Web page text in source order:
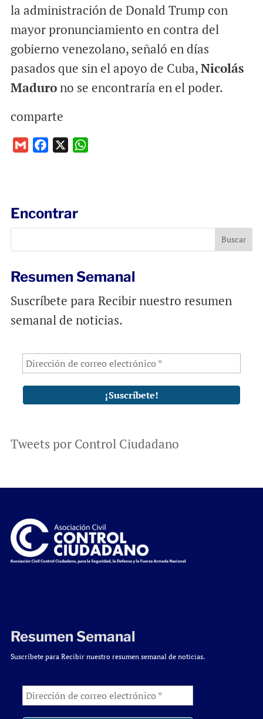
la administración de Donald Trump con
mayor pronunciamiento en contra del
gobierno venezolano, señaló en días
pasados que sin el apoyo de Cuba,Nicolás
Madurono se encontraría en el poder.
comparte
o
k
p
Encontrar
Resumen Semanal
Suscríbete para Recibir nuestro resumen
semanal de noticias.
Tweets por Control Ciudadano
Resumen Semanal
Suscríbete para Recibir nuestro resumen semanal de noticias.